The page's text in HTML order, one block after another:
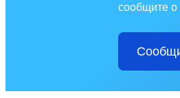
сообщите о